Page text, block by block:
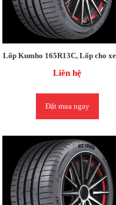
Lốp Kumho 165R13C, Lốp cho
Liên hệ
Đặt mua ngay